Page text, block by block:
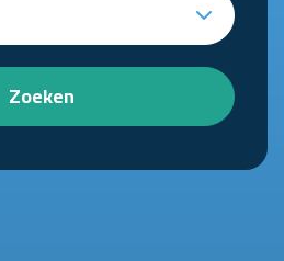
Zoeken